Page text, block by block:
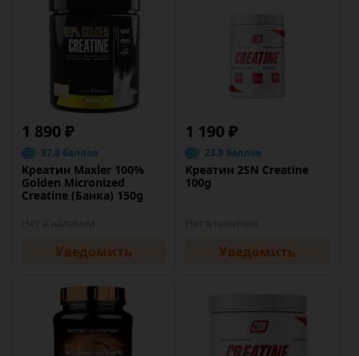
1 890 ₽
37.8 баллов
Креатин Maxler 100%
Golden Micronized
Creatine (Банка) 150g
Уведомить
1 190 ₽
23.8 баллов
Креатин 2SN Creatine
100g
Уведомить